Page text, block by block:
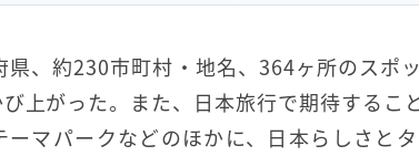
、約230市町村・地名、364ヶ所のスポ
上がった。また、日本旅行で期待するこ
マパークなどのほかに、日本らしさと